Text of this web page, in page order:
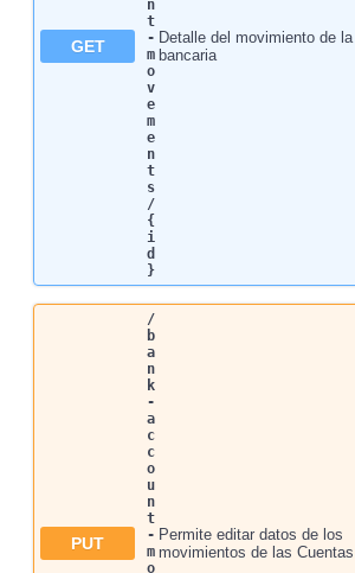
GET
n
t
-
m
o
v
e
m
e
n
t
s
/
{
i
d
}
Detalle del movimiento de
bancaria
PUT
/
b
a
n
k
-
a
c
c
o
u
n
t
-
m
o
Permite editar datos de los
movimientos de las